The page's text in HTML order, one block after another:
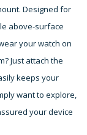
Designed for
above-surface
your watch on
Just attach the
keeps your
want to explore,
your device